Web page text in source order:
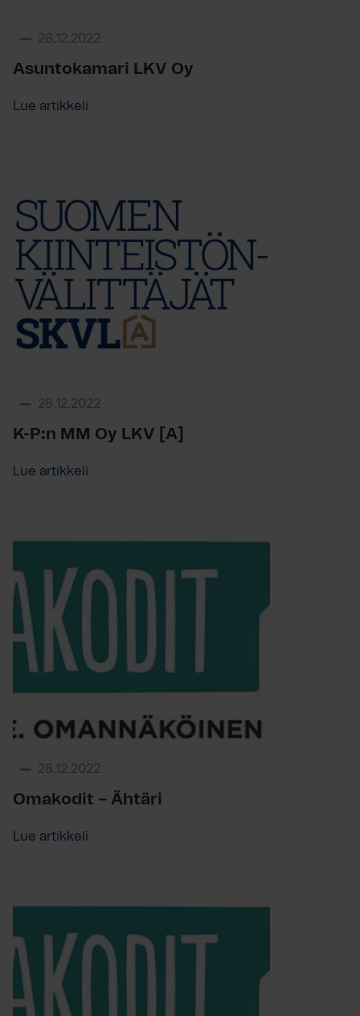
28.12.2022
Asuntokamari LKV Oy
Lue artikkeli
28.12.2022
K-P:n MM Oy LKV [A]
Lue artikkeli
28.12.2022
Omakodit – Ähtäri
Lue artikkeli